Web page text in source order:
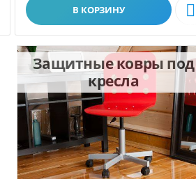
В КОРЗИНУ 
Защитные ковры под
кресла